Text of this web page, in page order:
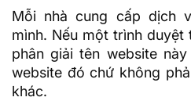
Mỗi nhà cung cấp dịch
mình. Nếu một trình
phân giải tên website
website đó chứ không
khác.